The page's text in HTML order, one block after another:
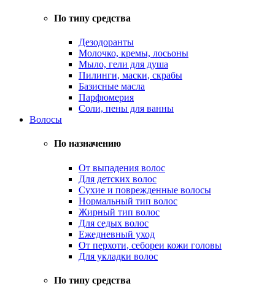
По типу средства
Дезодоранты
Молочко, кремы, лосьоны
Мыло, гели для душа
Пилинги, маски, скрабы
Базисные масла
Парфюмерия
Соли, пены для ванны
Волосы
По назначению
От выпадения волос
Для детских волос
Сухие и поврежденные волосы
Нормальный тип волос
Жирный тип волос
Для седых волос
Ежедневный уход
От перхоти, себореи кожи головы
Для укладки волос
По типу средства